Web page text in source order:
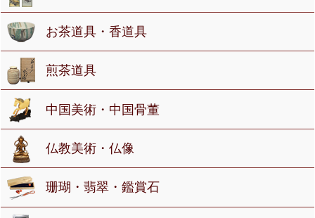
お茶道具・香道具
煎茶道具
中国美術・中国骨董
仏教美術・仏像
珊瑚・翡翠・鑑賞石